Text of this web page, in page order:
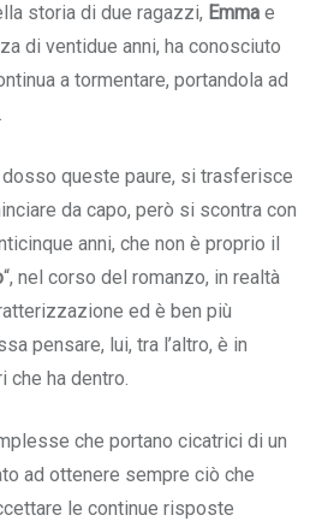
storia di due ragazzi, Emma e
di ventidue anni, ha conosciuto
a tormentare, portandola ad
queste paure, si trasferisce
da capo, però si scontra con
anni, che non è proprio il
“, nel corso del romanzo, in realtà
ed è ben più
pensare, lui, tra l’altro, è in
che ha dentro.
che portano cicatrici di un
ad ottenere sempre ciò che
le continue risposte